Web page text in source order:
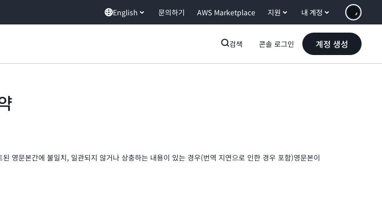
English 문의하기 AWS Marketplace 지원 내 계정
검색 콘솔 로그인 계정 생성
영문본간에 불일치, 일관되지 않거나 상충하는 내용이 있는 경우(번역 지연으로 인한 경우 포함)영문본이